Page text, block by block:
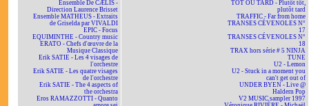
Ensemble De CÆLIS -
Direction Laurence Brisset
Ensemble MATHEUS - Extraits
de Griselda par VIVALDI
EPIC - Focus
EQUIMINTHE - Country music
ERATO - Chefs d'œuvre de la
Musique Classique
Erik SATIE - Les 4 visages de
l'orchestre
Erik SATIE - Les quatre visages
de l'orchestre
Erik SATIE - The 4 aspects of
the orchestra
Eros RAMAZZOTTI - Quanto
TÔT OU TARD - Plutôt tôt,
plutôt tard
TRAFFIC - Far from home
TRANSES CÉVENOLES N°
17
TRANSES CÉVENOLES N°
18
TRAX hors série # 5 NINJA
TUNE
U2 - Lemon
U2 - Stuck in a moment you
can't get out of
UNDER BYEN - Live @
Haldern Pop
V2 MUSIC sampler 1997